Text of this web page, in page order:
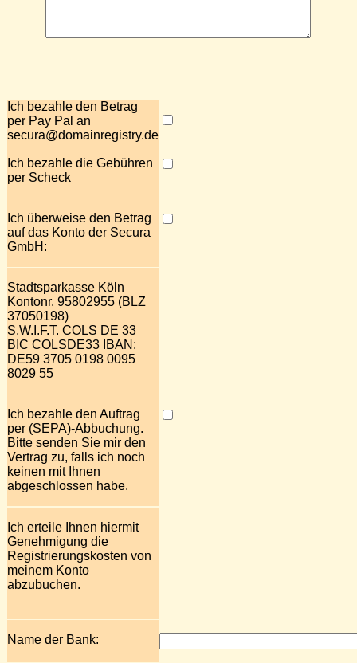
Ich bezahle den Betrag
per Pay Pal an
secura@domainregistry.de
Ich bezahle die Gebühren
per Scheck
Ich überweise den Betrag
auf das Konto der Secura
GmbH:
Stadtsparkasse Köln
Kontonr. 95802955 (BLZ
37050198)
S.W.I.F.T. COLS DE 33
BIC COLSDE33 IBAN:
DE59 3705 0198 0095
8029 55
Ich bezahle den Auftrag
per (SEPA)-Abbuchung.
Bitte senden Sie mir den
Vertrag zu, falls ich noch
keinen mit Ihnen
abgeschlossen habe.
Ich erteile Ihnen hiermit
Genehmigung die
Registrierungskosten von
meinem Konto
abzubuchen.
Name der Bank: